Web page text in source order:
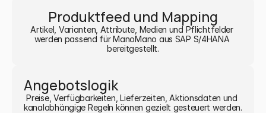
Produktfeed und Mapping
Artikel, Varianten, Attribute, Medien und Pflichtfelder
werden passend für ManoMano aus SAP S/4HANA
bereitgestellt.
Angebotslogik
Preise, Verfügbarkeiten, Lieferzeiten, Aktionsdaten und
kanalabhängige Regeln können gezielt gesteuert werden.